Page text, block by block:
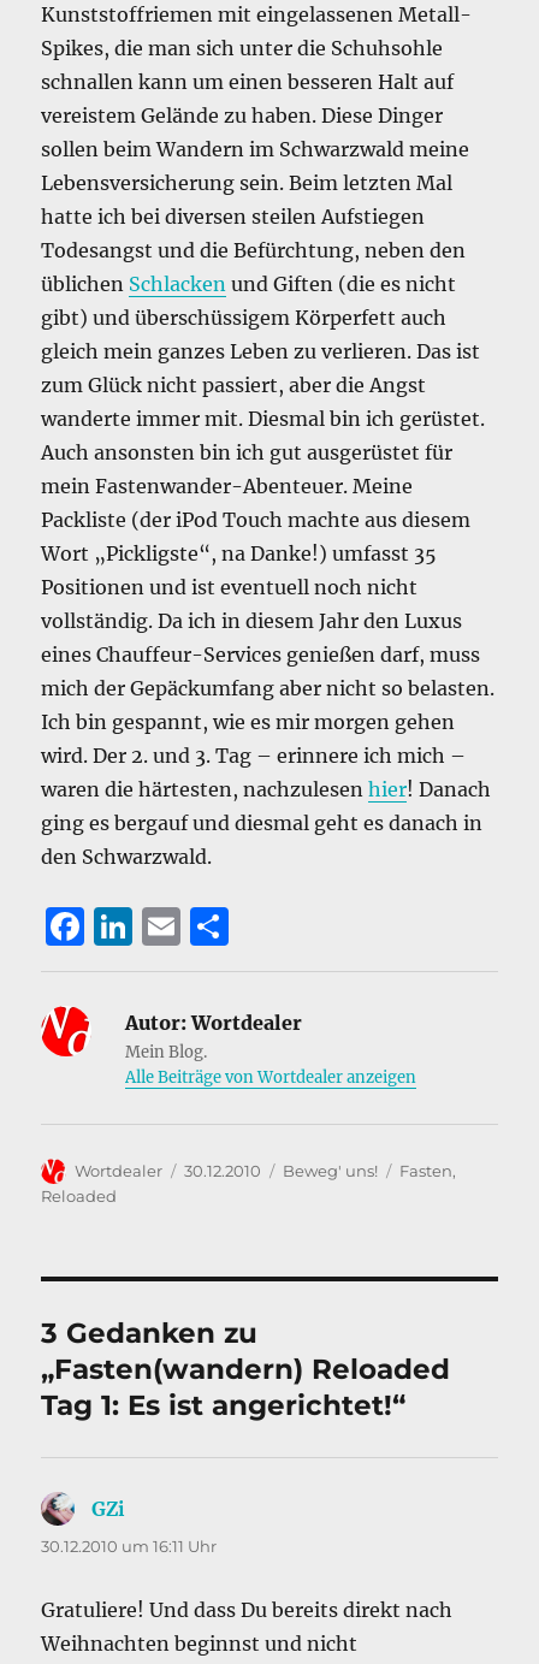
Kunststoffriemen mit eingelassenen Metall-
Spikes, die man sich unter die Schuhsohle
schnallen kann um einen besseren Halt auf
vereistem Gelände zu haben. Diese Dinger
sollen beim Wandern im Schwarzwald meine
Lebensversicherung sein. Beim letzten Mal
hatte ich bei diversen steilen Aufstiegen
Todesangst und die Befürchtung, neben den
üblichen Schlacken und Giften (die es nicht
gibt) und überschüssigem Körperfett auch
gleich mein ganzes Leben zu verlieren. Das ist
zum Glück nicht passiert, aber die Angst
wanderte immer mit. Diesmal bin ich gerüstet.
Auch ansonsten bin ich gut ausgerüstet für
mein Fastenwander-Abenteuer. Meine
Packliste (der iPod Touch machte aus diesem
Wort „Pickligste“, na Danke!) umfasst 35
Positionen und ist eventuell noch nicht
vollständig. Da ich in diesem Jahr den Luxus
eines Chauffeur-Services genießen darf, muss
mich der Gepäckumfang aber nicht so belasten.
Ich bin gespannt, wie es mir morgen gehen
wird. Der 2. und 3. Tag – erinnere ich mich –
waren die härtesten, nachzulesenhier! Danach
ging es bergauf und diesmal geht es danach in
den Schwarzwald.
F
a
c
e
o
o
k
Li
n
k
e
d
I
n
E
m
ai
l
ei
le
n
Autor:Wortdealer
Mein Blog.
Alle Beiträge von Wortdealer anzeigen
Autor
Wortdealer
Veröffentlicht
30.12.2010 Kategorien
Beweg' uns! Schlagwörter
Fasten,
Reloaded
3 Gedanken zu
„Fasten(wandern) Reloaded
Tag 1: Es ist angerichtet!“
GZi
30.12.2010 um 16:11 Uhr
Gratuliere! Und dass Du bereits direkt nach
Weihnachten beginnst und nicht